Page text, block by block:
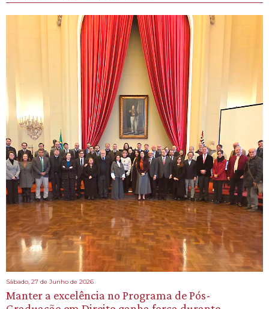
Sábado, 27 de Junho de 2026
Manter a excelência no Programa de Pós-